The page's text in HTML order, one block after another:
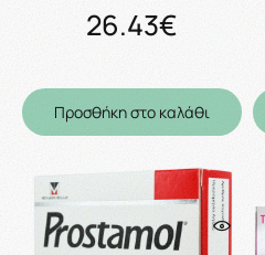
26.43€
Προσθήκη στο καλάθι